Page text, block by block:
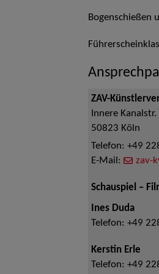
Bogenschießen
ZAV-
Innere Kanalstr.
50823 Köln
Telefon: +49
E-Mail:
zav-
Schauspiel –
Ines Duda
Telefon: +49
Kerstin Erle
Telefon: +49